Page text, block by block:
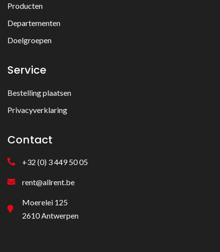
Producten
Departementen
Doelgroepen
Service
Bestelling plaatsen
Privacyverklaring
Contact
+32 (0) 3 449 50 05
rent@allrent.be
Moerelei 125
2610 Antwerpen